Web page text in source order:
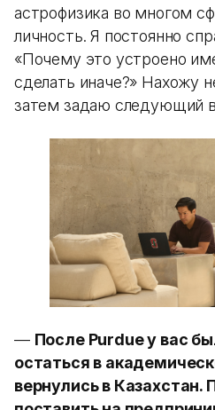
астрофизика во многом
личность. Я постоянно
«Почему это устроено
сделать иначе?» Нахожу
затем задаю следующий
— После Purdue у вас
остаться в
вернулись в